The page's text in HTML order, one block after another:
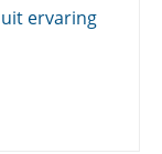
ervaring